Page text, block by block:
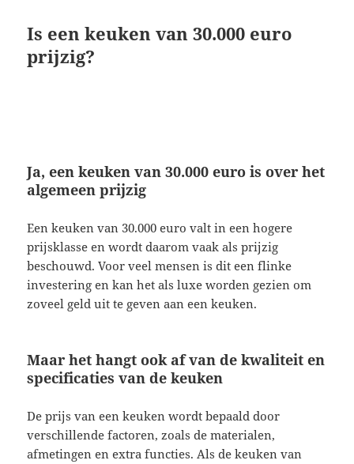
Is een keuken van 30.000 euro
prijzig?
Ja, een keuken van 30.000 euro is over het
algemeen prijzig
Een keuken van 30.000 euro valt in een hogere
prijsklasse en wordt daarom vaak als prijzig
beschouwd. Voor veel mensen is dit een flinke
investering en kan het als luxe worden gezien om
zoveel geld uit te geven aan een keuken.
Maar het hangt ook af van de kwaliteit en
specificaties van de keuken
De prijs van een keuken wordt bepaald door
verschillende factoren, zoals de materialen,
afmetingen en extra functies. Als de keuken van